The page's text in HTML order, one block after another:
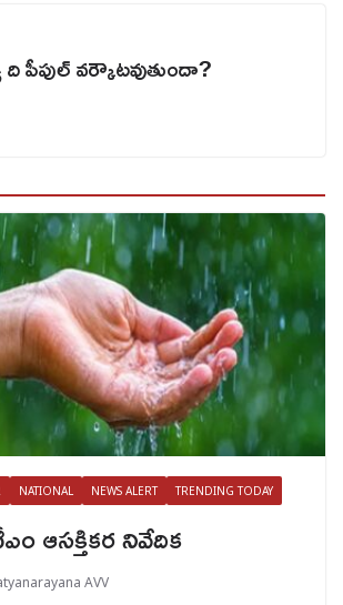
పీపుల్ వర్కౌటవుతుందా?
NATIONAL NEWS ALERT TRENDING TODAY
ఆసక్తికర నివేదిక
AVV